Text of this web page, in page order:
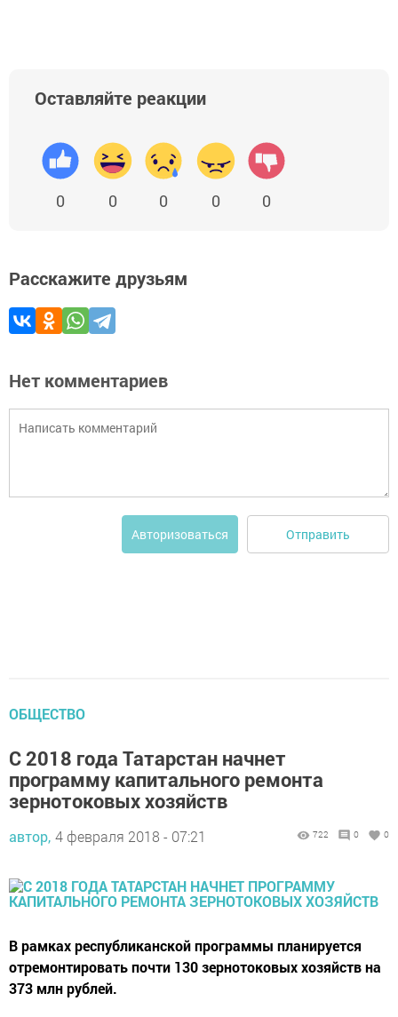
Оставляйте реакции
0 0 0 0 0
Расскажите друзьям
Нет комментариев
Авторизоваться Отправить
ОБЩЕСТВО
С 2018 года Татарстан начнет
программу капитального ремонта
зернотоковых хозяйств
автор, 4 февраля 2018 - 07:21 722 0 0
В рамках республиканской программы планируется
отремонтировать почти 130 зернотоковых хозяйств на
373 млн рублей.